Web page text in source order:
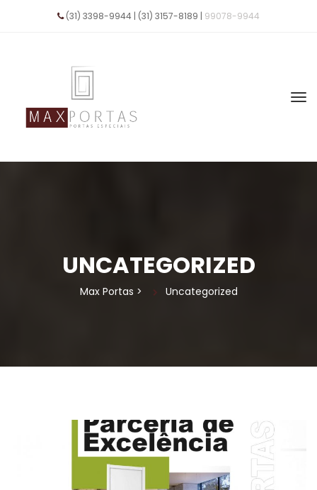
(31) 3398-9944 | (31) 3157-8189 | 99078-9944
UNCATEGORIZED
Max Porta > Uncategorized